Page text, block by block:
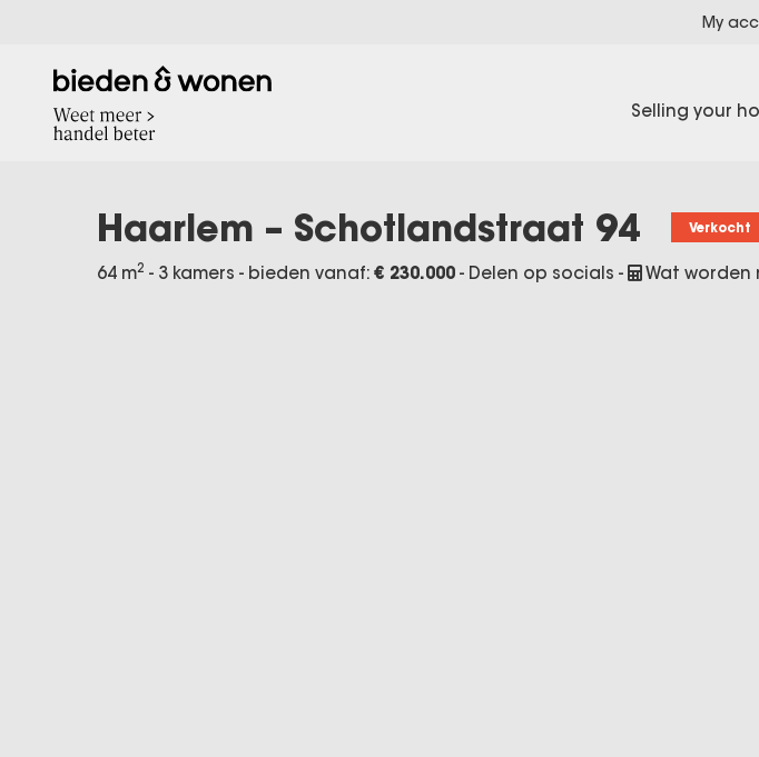
My
Selling your
Haarlem – Schotlandstraat 94 Verkocht
64 m2 - 3 kamers - bieden vanaf: € 230.000 - Delen op socials - Wat worden